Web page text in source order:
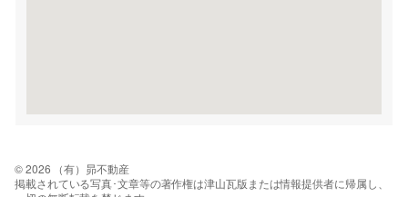
© 2026 （有）昴不動産
掲載されている写真･文章等の著作権は津山瓦版または情報提供者に帰属し、